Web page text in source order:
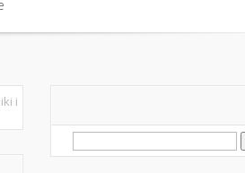
i uroda
i
Szukaj: